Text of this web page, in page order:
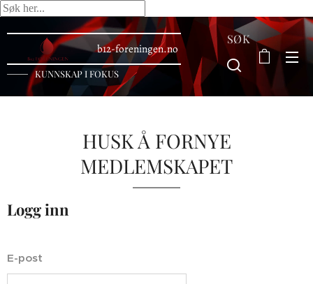
b12-foreningen.no
KUNNSKAP I FOKUS
SØK
HUSK Å FORNYE
MEDLEMSKAPET
Logg inn
E-post